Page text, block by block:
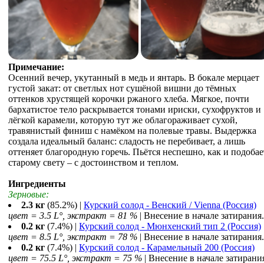
Примечание:
Осенний вечер, укутанный в медь и янтарь. В бокале мерцает
густой закат: от светлых нот сушёной вишни до тёмных
оттенков хрустящей корочки ржаного хлеба. Мягкое, почти
бархатистое тело раскрывается тонами ириски, сухофруктов и
лёгкой карамели, которую тут же облагораживает сухой,
травянистый финиш с намёком на полевые травы. Выдержка
создала идеальный баланс: сладость не перебивает, а лишь
оттеняет благородную горечь. Пьётся неспешно, как и
старому свету – с достоинством и теплом.
Ингредиенты
Зерновые:
2.3 кг (85.2%) | Курский солод - Венский / Vienna (Россия)
цвет = 3.5 L°, экстракт = 81 % | Внесение в начале затирания.
0.2 кг (7.4%) | Курский солод - Мюнхенский тип 2 (Россия)
цвет = 8.5 L°, экстракт = 78 % | Внесение в начале затирания.
0.2 кг (7.4%) | Курский солод - Карамельный 200 (Россия)
цвет = 75.5 L°, экстракт = 75 % | Внесение в начале